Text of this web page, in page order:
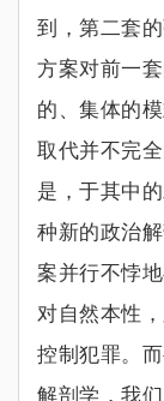
到，第二套
方案对前一
的、集体的
取代并不完
是，于其中
种新的政治
案并行不悖
对自然本性
控制犯罪。
解剖学，我